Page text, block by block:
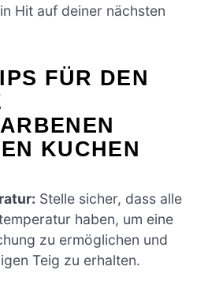
Hit auf deiner nächsten
FÜR DEN
KUCHEN
Stelle sicher, dass alle
haben, um eine
zu ermöglichen und
Teig zu erhalten.